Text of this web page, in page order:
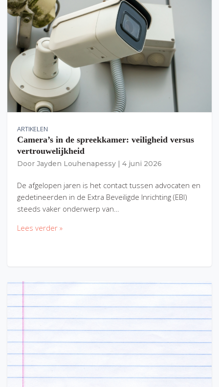
ARTIKELEN
Camera’s in de spreekkamer: veiligheid versus
vertrouwelijkheid
Door Jayden Louhenapessy 4 juni 2026
De afgelopen jaren is het contact tussen advocaten en
gedetineerden in de Extra Beveiligde Inrichting (EBI)
steeds vaker onderwerp van…
Lees verder »